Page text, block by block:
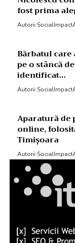
fost prima
Autorii
Bărbatul care
pe o stâncă
identificat…
Autorii
Aparatură de
online,
Timișoara
Autorii